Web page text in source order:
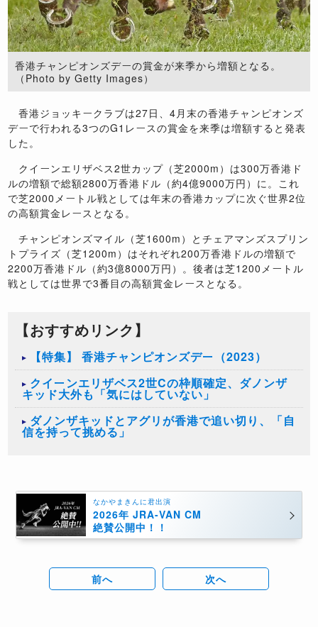
香港チャンピオンズデーの賞金が来季から増額となる。
（Photo by Getty Images）
香港ジョッキークラブは27日、4月末の香港チャンピオンズ
デーで行われる3つのG1レースの賞金を来季は増額すると発表
した。
クイーンエリザベス2世カップ（芝2000m）は300万香港ド
ルの増額で総額2800万香港ドル（約4億9000万円）に。これ
で芝2000メートル戦としては年末の香港カップに次ぐ世界2位
の高額賞金レースとなる。
チャンピオンズマイル（芝1600m）とチェアマンズスプリン
トプライズ（芝1200m）はそれぞれ200万香港ドルの増額で
2200万香港ドル（約3億8000万円）。後者は芝1200メートル
戦としては世界で3番目の高額賞金レースとなる。
【おすすめリンク】
【特集】 香港チャンピオンズデー（2023）
クイーンエリザベス2世Cの枠順確定、ダノンザ
キッド大外も「気にはしていない」
ダノンザキッドとアグリが香港で追い切り、「自
信を持って挑める」
なかやまきんに君出演
2026年 JRA-VAN CM
絶賛公開中！！
前へ 次へ